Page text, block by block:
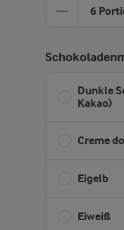
6
Dunkle
Kakao)
Creme
Eigelb
Eiweiß